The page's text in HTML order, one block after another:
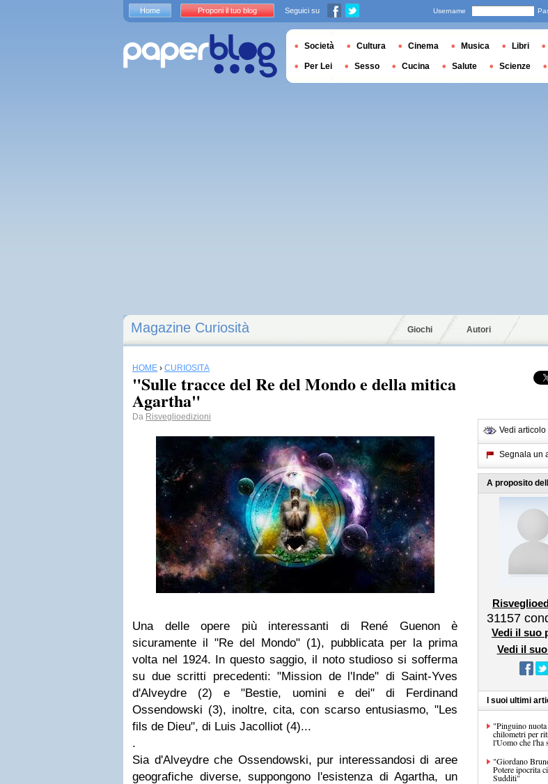
Magazine Curiosità Giochi Autori
HOME › CURIOSITÀ
"Sulle tracce del Re del Mondo e della mitica
Agartha"
Da Risveglioedizioni
Una delle opere più interessanti di René Guenon è
sicuramente il "Re del Mondo" (1), pubblicata per la prima
volta nel 1924. In questo saggio, il noto studioso si sofferma
su due scritti precedenti: "Mission de l'Inde" di Saint-Yves
d'Alveydre (2) e "Bestie, uomini e dei" di Ferdinand
Ossendowski (3), inoltre, cita, con scarso entusiasmo, "Les
fils de Dieu", di Luis Jacolliot (4)...
.
Sia d'Alveydre che Ossendowski, pur interessandosi di aree
geografiche diverse, suppongono l'esistenza di Agartha, un
Vedi
Segnala un
A proposito
31157
Vedi il suo
Vedi il
I suoi ultimi
"Pinguino
chilometri per
l'Uomo che l'ha
"Giordano
Potere ipocrita
Sudditi"
Home Proponi il tuo blog Seguici su Username
Società Cultura Cinema Musica Libri
Per Lei Sesso Cucina Salute Scienze